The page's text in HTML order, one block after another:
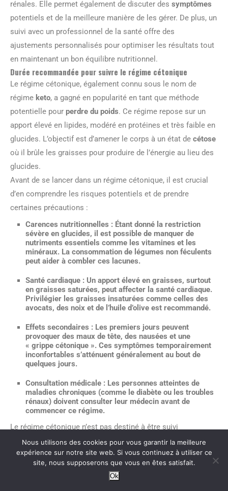
rénales. Elle permet également de discuter des symptômes
potentiels et de la meilleure manière de les gérer. De plus, un
suivi avec un professionnel de la santé offre des
ajustements personnalisés pour optimiser les résultats tout
en maintenant un bon équilibre nutritionnel.
Durée recommandée pour suivre le régime cétonique
Le régime cétonique, également connu sous le nom de
régime keto, a gagné en popularité en tant que méthode
potentielle pour perdre du poids. Ce régime repose sur un
apport élevé en lipides, modéré en protéines et très faible en
glucides. L’objectif est d’amener le corps à un état de cétose
où il brûle les graisses pour produire de l’énergie au lieu des
glucides.
Avant de se lancer dans un régime cétonique, il est crucial
d’en comprendre les risques potentiels et de prendre
certaines précautions :
Carences nutritionnelles : Étant donné la restriction
sévère en glucides, il est possible de manquer de
nutriments essentiels comme les vitamines et les
minéraux. La consommation de légumes non féculents
peut aider à combler ces lacunes.
Santé cardiaque : Un apport élevé en graisses, surtout
en graisses saturées, peut affecter la santé cardiaque.
Privilégier les graisses insaturées comme celles des
avocats, des noix et de l’huile d’olive est recommandé.
Effets secondaires : Les premiers jours peuvent
provoquer des maux de tête, des nausées et une
« grippe cétonique ». Ces symptômes temporairement
inconfortables s’atténuent généralement au bout de
quelques jours.
Consultation médicale : Les personnes atteintes de
maladies chroniques (comme le diabète ou les troubles
rénaux) doivent consulter leur médecin avant de
commencer ce régime.
Le régime cétonique n’est pas destiné à être suivi
indéfiniment. Pour maximiser ses bénéfices tout en
minimisant les risques, une durée de1 à 3 moisest souvent
recommandée. Certains experts suggèrent des phases
cycliques où l’on intègre des périodes de régime normal pour
Nous utilisons des cookies pour vous garantir la meilleure
expérience sur notre site web. Si vous continuez à utiliser ce
site, nous supposerons que vous en êtes satisfait.
Ok